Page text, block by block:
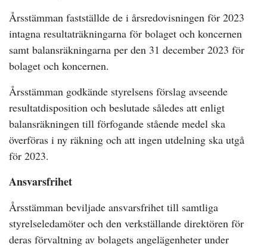
Årsstämman fastställde de i årsredovisningen för 2023
intagna resultaträkningarna för bolaget och koncernen
samt balansräkningarna per den 31 december 2023 för
bolaget och koncernen.
Årsstämman godkände styrelsens förslag avseende
resultatdisposition och beslutade således att enligt
balansräkningen till förfogande stående medel ska
överföras i ny räkning och att ingen utdelning ska utgå
för 2023.
Ansvarsfrihet
Årsstämman beviljade ansvarsfrihet till samtliga
styrelseledamöter och den verkställande direktören för
deras förvaltning av bolagets angelägenheter under